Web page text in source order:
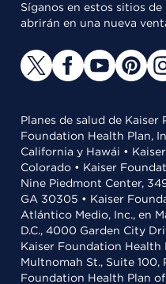
Síganos en estos sitios
abrirán en una nueva
Planes de salud de Kaiser
Foundation Health Plan,
California y Hawái •
Colorado • Kaiser
Nine Piedmont Center,
GA 30305 • Kaiser
Atlántico Medio, Inc., en
D.C., 4000 Garden City
Kaiser Foundation Health
Multnomah St., Suite 100,
Foundation Health Plan